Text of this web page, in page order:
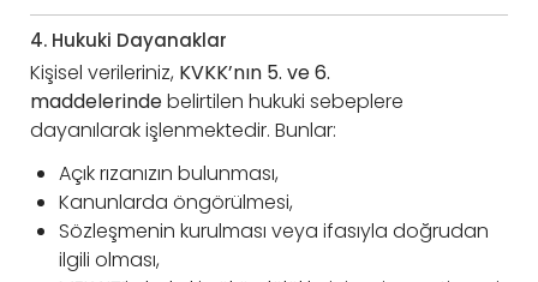
4. Hukuki Dayanaklar
Kişisel verileriniz, KVKK’nın 5. ve 6.
maddelerindebelirtilen hukuki sebeplere
dayanılarak işlenmektedir. Bunlar:
Açık rızanızın bulunması,
Kanunlarda öngörülmesi,
Sözleşmenin kurulması veya ifasıyla doğrudan
ilgili olması,